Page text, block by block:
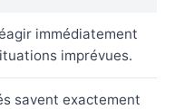
immédiatement
imprévues.
savent exactement